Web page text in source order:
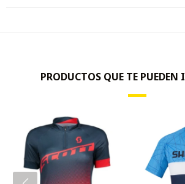
PRODUCTOS QUE TE PUEDEN